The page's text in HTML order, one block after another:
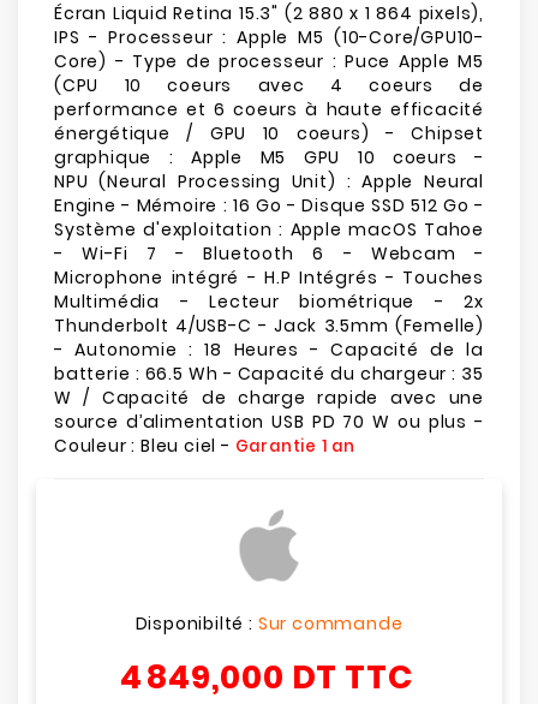
Écran Liquid Retina 15.3" (2 880 x 1 864 pixels),
IPS - Processeur : Apple M5 (10-Core/GPU10-
Core) - Type de processeur : Puce Apple M5
(CPU 10 coeurs avec 4 coeurs de
performance et 6 coeurs à haute efficacité
énergétique / GPU 10 coeurs) - Chipset
graphique : Apple M5 GPU 10 coeurs -
NPU (Neural Processing Unit) : Apple Neural
Engine - Mémoire : 16 Go - Disque SSD 512 Go -
Système d'exploitation : Apple macOS Tahoe
- Wi-Fi 7 - Bluetooth 6 - Webcam -
Microphone intégré - H.P Intégrés - Touches
Multimédia - Lecteur biométrique - 2x
Thunderbolt 4/USB-C - Jack 3.5mm (Femelle)
- Autonomie : 18 Heures - Capacité de la
batterie : 66.5 Wh - Capacité du chargeur : 35
W / Capacité de charge rapide avec une
source d’alimentation USB PD 70 W ou plus -
Couleur : Bleu ciel - Garantie 1 an
Disponibilté : Sur commande
4 849,000 DT TTC